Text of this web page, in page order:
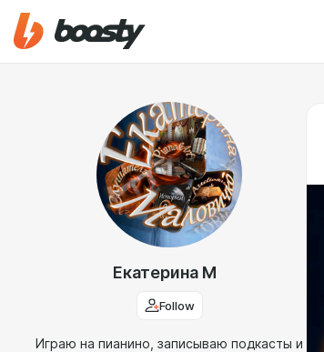
Екатерина М
Follow
Играю на пианино, записываю подкасты и